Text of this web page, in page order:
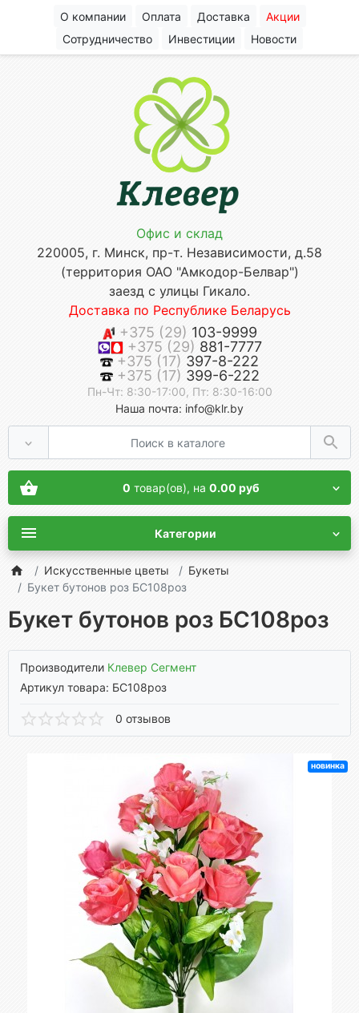
О компании Оплата Доставка
Акции
Сотрудничество
Инвестиции Новости
Офис и склад
220005, г. Минск, пр-т. Независимости, д.58
(территория ОАО "Амкодор-Белвар")
заезд с улицы Гикало.
Доставка по Республике Беларусь
+375 (29) 103-9999
+375 (29) 881-7777
+375 (17) 397-8-222
+375 (17) 399-6-222
Пн-Чт: 8:30-17:00, Пт: 8:30-16:00
Наша почта: info@klr.by
0 товар(ов), на 0.00 руб
Категории
Искусственные цветы
Букеты
Букет бутонов роз БС108роз
Букет бутонов роз БС108роз
Производители Клевер Сегмент
Артикул товара: БС108роз
0 отзывов
новинка